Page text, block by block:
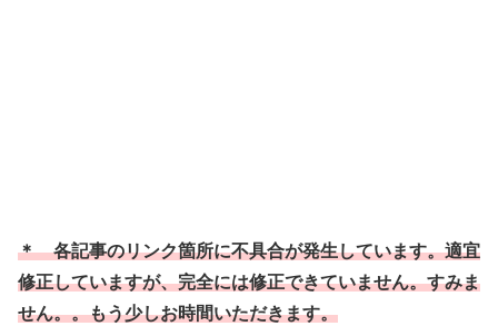
＊ 各記事のリンク箇所に不具合が発生しています。適宜
修正していますが、完全には修正できていません。すみま
せん。。もう少しお時間いただきます。